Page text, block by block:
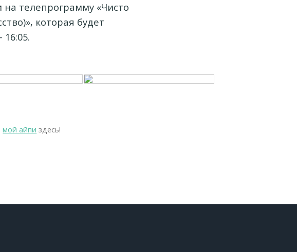
телепрограмму «Чисто
которая будет
мой айпи здесь!